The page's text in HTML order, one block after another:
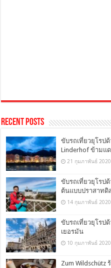
Recent Posts
ขับรถเที่ยวยุโรป
Linderhof ข้ามแ
21 กุมภาพันธ์ 2020
ขับรถเที่ยวยุโรปด้
ต้นแบบปราสาทดิ
14 กุมภาพันธ์ 2020
ขับรถเที่ยวยุโรป
เยอรมัน
10 กุมภาพันธ์ 2020
Zum